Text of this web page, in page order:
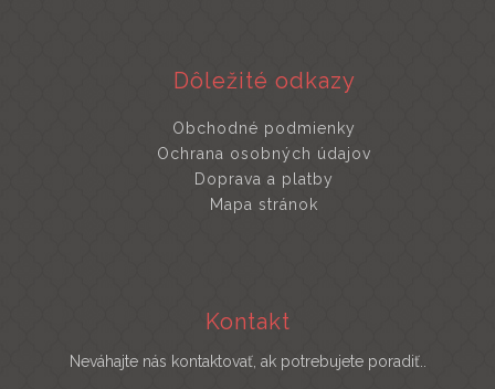
Dôležité odkazy
Obchodné podmienky
Ochrana osobných údajov
Doprava a platby
Mapa stránok
Kontakt
Neváhajte nás kontaktovať, ak potrebujete poradiť..